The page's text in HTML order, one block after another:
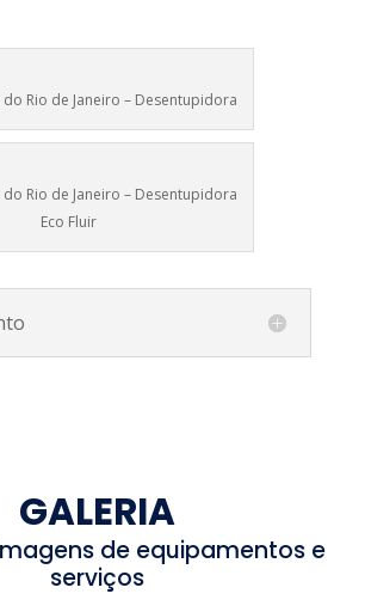
Rio de Janeiro – Desentupidora
Rio de Janeiro – Desentupidora
Eco Fluir
GALERIA
de equipamentos e
serviços